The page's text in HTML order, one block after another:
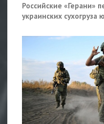
Российские «Герани»
украинских